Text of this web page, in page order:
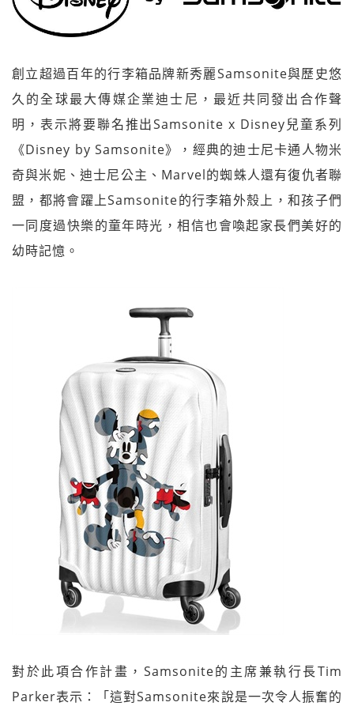
創立超過百年的行李箱品牌新秀麗Samsonite與歷史悠
久的全球最大傳媒企業迪士尼，最近共同發出合作聲
明，表示將要聯名推出Samsonite x Disney兒童系列
《Disney by Samsonite》，經典的迪士尼卡通人物米
奇與米妮、迪士尼公主、Marvel的蜘蛛人還有復仇者聯
盟，都將會躍上Samsonite的行李箱外殼上，和孩子們
一同度過快樂的童年時光，相信也會喚起家長們美好的
幼時記憶。
對於此項合作計畫，Samsonite的主席兼執行長Tim
Parker表示：「這對Samsonite來說是一次令人振奮的